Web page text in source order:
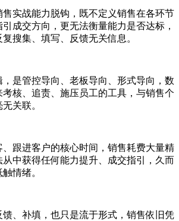
售实战能力脱钩，既不定义销售在各环节
成交方向，更无法衡量能力是否达标，
搜集、填写、反馈无关信息。
是管控导向、老板导向、形式导向，数
核、追责、施压员工的工具，与销售个
关联。
跟进客户的核心时间，销售耗费大量精
中获得任何能力提升、成交指引，久而
情绪。
馈、补填，也只是流于形式，销售依旧凭